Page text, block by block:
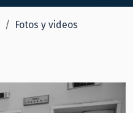
Fotos y videos